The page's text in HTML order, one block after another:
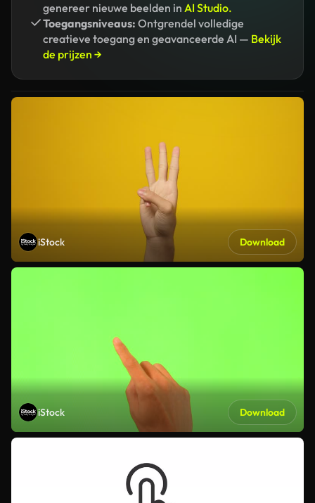
genereer nieuwe beelden in AI Studio.
Toegangsniveaus: Ontgrendel volledige
creatieve toegang en geavanceerde AI — Bekijk
de prijzen →
iStock Download
iStock Download